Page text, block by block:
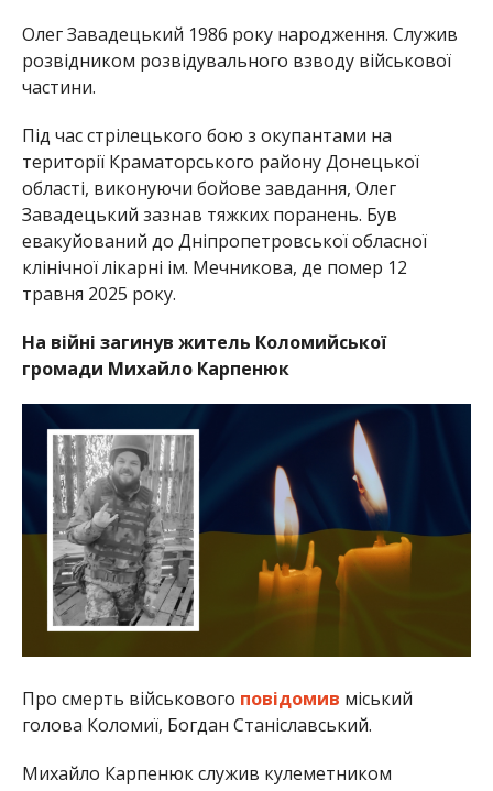
Олег Завадецький 1986 року народження. Служив
розвідником розвідувального взводу військової
частини.
Під час стрілецького бою з окупантами на
території Краматорського району Донецької
області, виконуючи бойове завдання, Олег
Завадецький зазнав тяжких поранень. Був
евакуйований до Дніпропетровської обласної
клінічної лікарні ім. Мечникова, де помер 12
травня 2025 року.
На війні загинув житель Коломийської
громади Михайло Карпенюк
Про смерть військового повідомив міський
голова Коломиї, Богдан Станіславський.
Михайло Карпенюк служив кулеметником